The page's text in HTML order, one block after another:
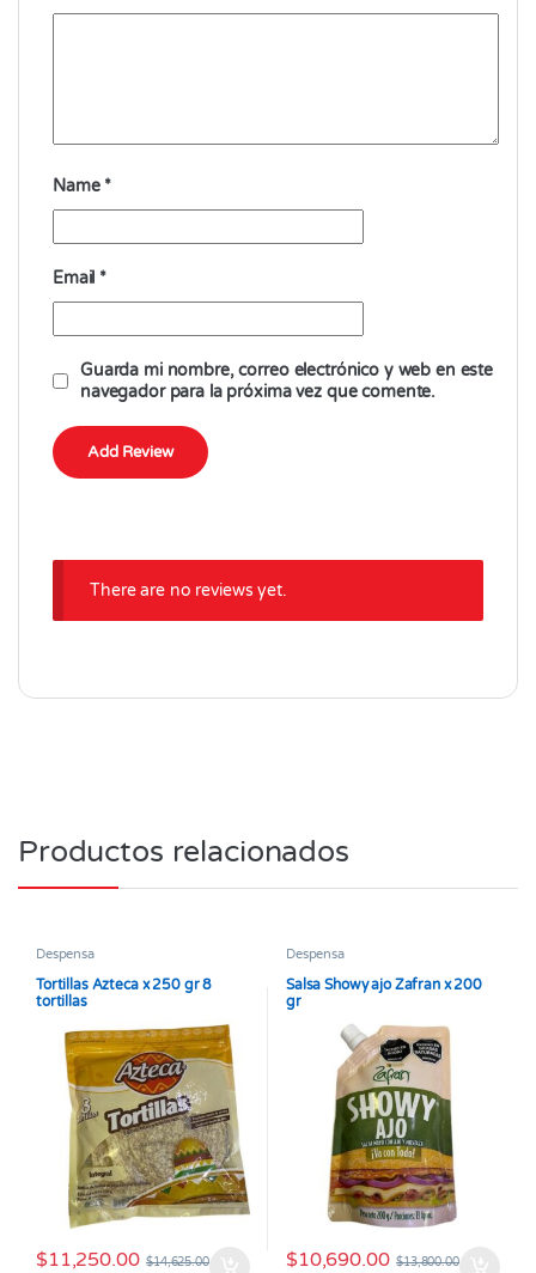
Name *
Email *
Guarda mi nombre, correo electrónico y web en este
navegador para la próxima vez que comente.
There are no reviews yet.
Productos relacionados
Despensa
Tortillas Azteca x 250 gr 8
tortillas
$11,250.00 $14,625.00
Despensa
Salsa Showy ajo Zafran x 200
gr
$10,690.00 $13,800.00